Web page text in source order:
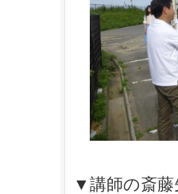
▼講師の斎藤